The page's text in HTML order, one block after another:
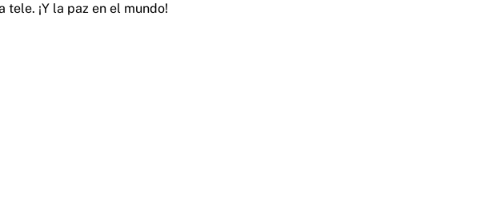
¡Y la paz en el mundo!